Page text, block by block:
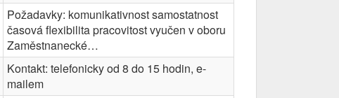
Požadavky: komunikativnost samostatnost
časová flexibilita pracovitost vyučen v oboru
Zaměstnanecké…
Kontakt: telefonicky od 8 do 15 hodin, e-
mailem